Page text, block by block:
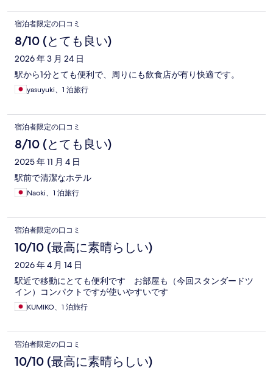
宿泊者限定の口コミ
8/10 (とても良い)
2026 年 3 月 24 日
駅から1分とても便利で、周りにも飲食店が有り快適です。
yasuyuki、1 泊旅行
宿泊者限定の口コミ
8/10 (とても良い)
2025 年 11 月 4 日
駅前で清潔なホテル
Naoki、1 泊旅行
宿泊者限定の口コミ
10/10 (最高に素晴らしい)
2026 年 4 月 14 日
駅近で移動にとても便利です お部屋も（今回スタンダードツ
イン）コンパクトですが使いやすいです
KUMIKO、1 泊旅行
宿泊者限定の口コミ
10/10 (最高に素晴らしい)